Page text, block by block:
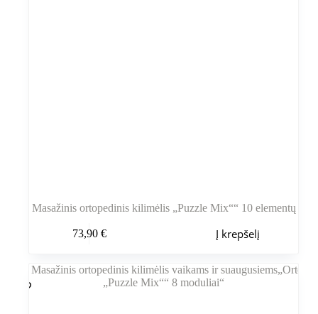
Masažinis ortopedinis kilimėlis „Puzzle Mix““ 10 elementų
73,90 € Į krepšelį